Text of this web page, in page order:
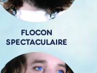
FLOCON
SPECTACULAIRE